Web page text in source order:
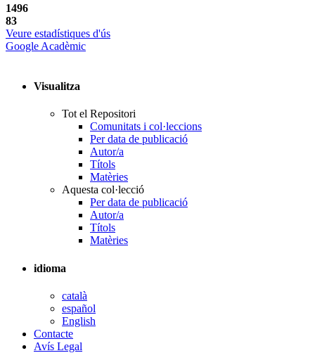
1496
83
Veure estadístiques d'ús
Google Acadèmic
Visualitza
Tot el Repositori
Comunitats i col·leccions
Per data de publicació
Autor/a
Títols
Matèries
Aquesta col·lecció
Per data de publicació
Autor/a
Títols
Matèries
idioma
català
español
English
Contacte
Avís Legal